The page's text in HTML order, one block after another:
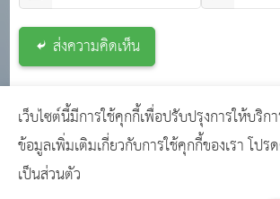
ส่งความคิดเห็น
Copyright © 2024เว็บไซต์
Version 14.0.1 designed by เว็บ
เว็บไซต์นี้มีการใช้คุกกี้เพื่อปรับปรุงการให้บริก
ข้อมูลเพิ่มเติมเกี่ยวกับการใช้คุกกี้ของเรา โปร
เป็นส่วนตัว